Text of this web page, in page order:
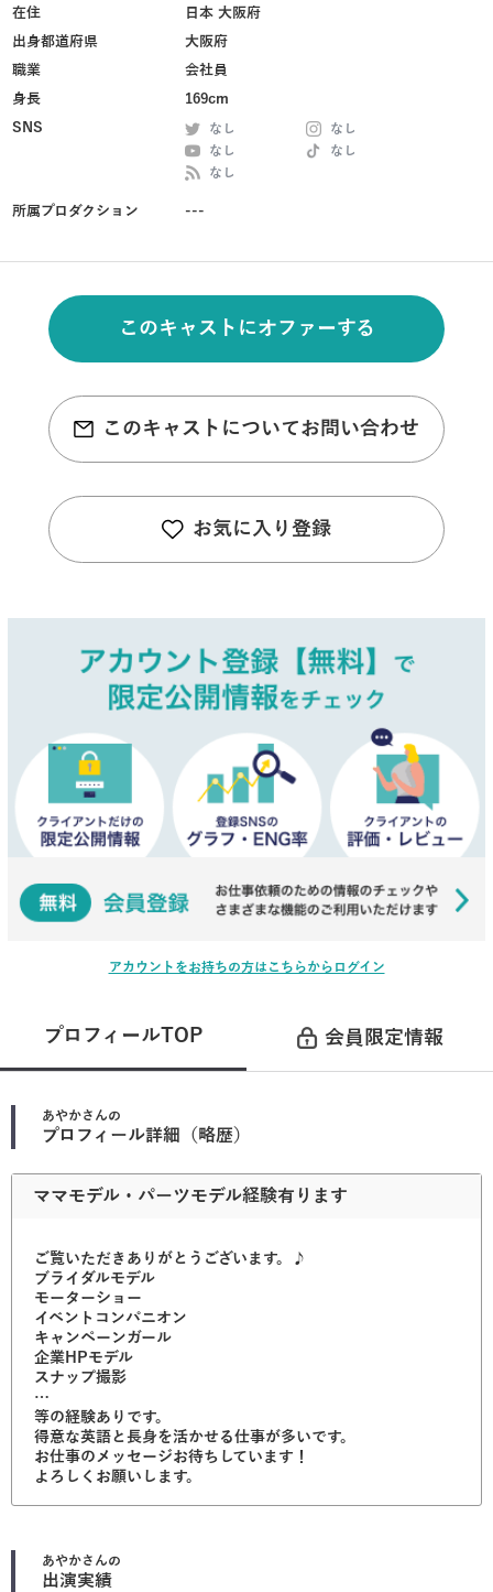
在住
日本 大阪府
出身都道府県
大阪府
職業
会社員
身長
169cm
SNS
なし
なし
なし
なし
なし
所属プロダクション ---
このキャストにオファーする
このキャストについてお問い合わせ
お気に入り登録
アカウントをお持ちの方はこちらからログイン
プロフィールTOP 会員限定情報
あやかさんの
プロフィール詳細（略歴）
ママモデル・パーツモデル経験有ります
ご覧いただきありがとうございます。♪
ブライダルモデル
モーターショー
イベントコンパニオン
キャンペーンガール
企業HPモデル
スナップ撮影
…
等の経験ありです。
得意な英語と長身を活かせる仕事が多いです。
お仕事のメッセージお待ちしています！
よろしくお願いします。
あやかさんの
出演実績